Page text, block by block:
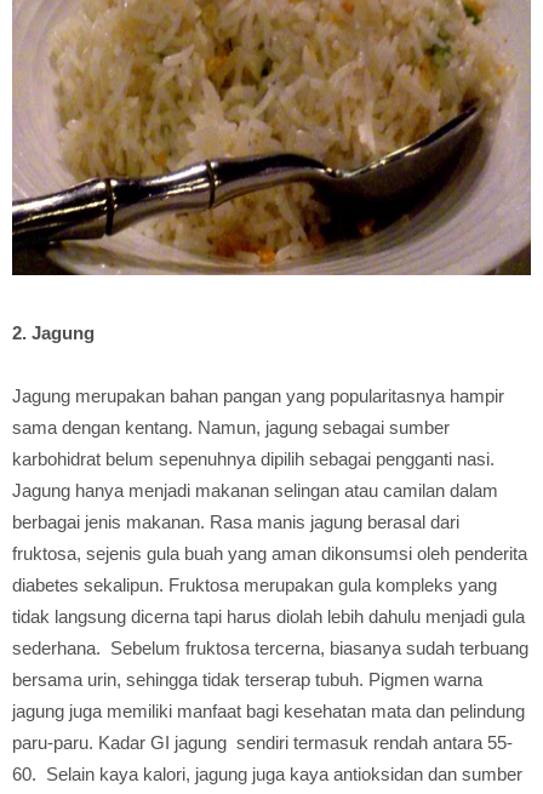
2. Jagung
Jagung merupakan bahan pangan yang popularitasnya hampir
sama dengan kentang. Namun, jagung sebagai sumber
karbohidrat belum sepenuhnya dipilih sebagai pengganti nasi.
Jagung hanya menjadi makanan selingan atau camilan dalam
berbagai jenis makanan. Rasa manis jagung berasal dari
fruktosa, sejenis gula buah yang aman dikonsumsi oleh penderita
diabetes sekalipun. Fruktosa merupakan gula kompleks yang
tidak langsung dicerna tapi harus diolah lebih dahulu menjadi gula
sederhana. Sebelum fruktosa tercerna, biasanya sudah terbuang
bersama urin, sehingga tidak terserap tubuh. Pigmen warna
jagung juga memiliki manfaat bagi kesehatan mata dan pelindung
paru-paru. Kadar GI jagung sendiri termasuk rendah antara 55-
60. Selain kaya kalori, jagung juga kaya antioksidan dan sumber